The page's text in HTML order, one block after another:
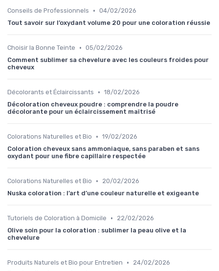
Conseils de Professionnels • 04/02/2026
Tout savoir sur l’oxydant volume 20 pour une coloration réussie
Choisir la Bonne Teinte • 05/02/2026
Comment sublimer sa chevelure avec les couleurs froides pour
cheveux
Décolorants et Éclaircissants • 18/02/2026
Décoloration cheveux poudre : comprendre la poudre
décolorante pour un éclaircissement maîtrisé
Colorations Naturelles et Bio • 19/02/2026
Coloration cheveux sans ammoniaque, sans paraben et sans
oxydant pour une fibre capillaire respectée
Colorations Naturelles et Bio •
20/02/2026
Nuska coloration : l’art d’une couleur naturelle et exigeante
Tutoriels de Coloration à Domicile •
22/02/2026
Olive soin pour la coloration : sublimer la peau olive et la
chevelure
Produits Naturels et Bio pour Entretien •
24/02/2026